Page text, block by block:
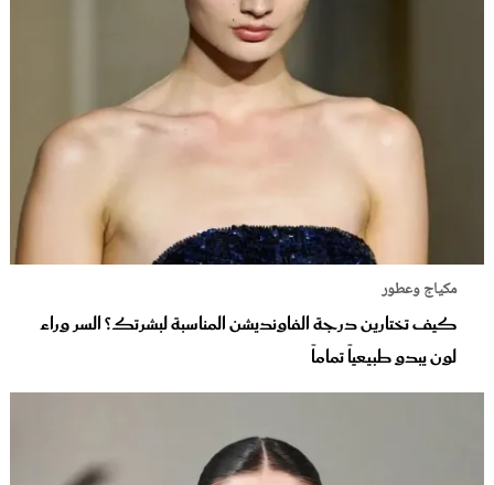
مكياج وعطور
كيف تختارين درجة الفاونديشن المناسبة لبشرتك؟ السر وراء
لون يبدو طبيعياً تماماً